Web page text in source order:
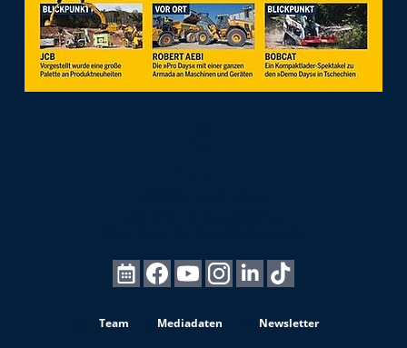
Team Mediadaten
Newsletter